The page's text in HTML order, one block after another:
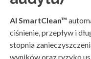
AI SmartClean™
ciśnienie, przepływ i
stopnia
wyników oraz ryzyko